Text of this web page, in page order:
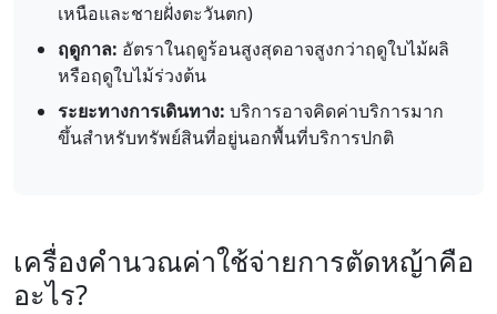
เหนือและชายฝั่งตะวันตก)
ฤดูกาล: อัตราในฤดูร้อนสูงสุดอาจสูงกว่าฤดูใบไม้ผลิ
หรือฤดูใบไม้ร่วงต้น
ระยะทางการเดินทาง: บริการอาจคิดค่าบริการมาก
ขึ้นสำหรับทรัพย์สินที่อยู่นอกพื้นที่บริการปกติ
เครื่องคำนวณค่าใช้จ่ายการตัดหญ้าคือ
อะไร?